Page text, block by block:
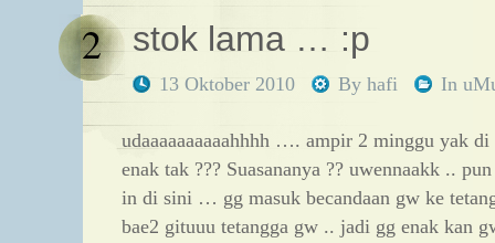
stok lama … :p
13 Oktober 2010 By hafi
2
In
udaaaaaaaaaahhhh …. ampir 2 minggu yak
enak tak ??? Suasananya ?? uwennaakk ..
in di sini … gg masuk becandaan gw ke
bae2 gituuu tetangga gw .. jadi gg enak kan